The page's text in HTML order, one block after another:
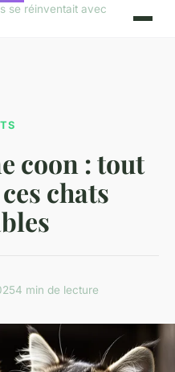
se réinventait avec
coon : tout
chats
4 min de lecture